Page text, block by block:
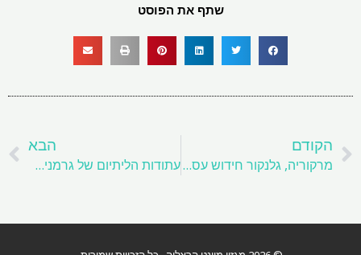
שתף את הפוסט
קודם
הקודם
מרקוריה, גלנקור חידוש עסקה לחלקו של קונגו של טנק נחושת
הבא
עתודות הליתיום של גרמניה יכולות לקיים צרכים ביתיים במשך עשרות שנים, לממצאי לימוד